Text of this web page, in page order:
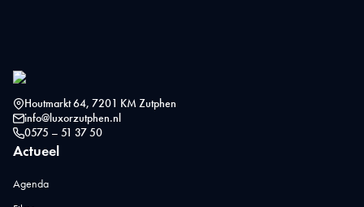
Houtmarkt 64, 7201 KM Zutphen
info@luxorzutphen.nl
0575 – 51 37 50
Actueel
Agenda